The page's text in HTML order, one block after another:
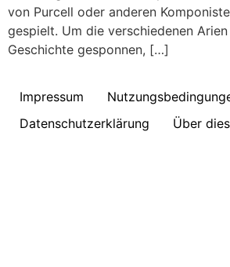
von Purcell oder anderen
gespielt. Um die verschiedenen
Geschichte gesponnen, […]
Impressum
Datenschutzerklärung
Über